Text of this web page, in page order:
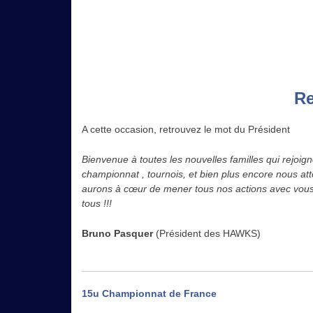
A cette occasion, retrouvez le mot du Président
Bienvenue à toutes les nouvelles familles qui
championnat , tournois, et bien plus encore nous
aurons à cœur de mener tous nos actions avec
tous !!!
Bruno Pasquer (Président des HAWKS)
Navigation
15u Championnat de France